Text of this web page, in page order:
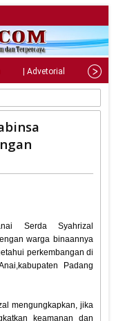
| Advetorial |
Serda Syahrizal
warga binaannya
perkembangan di
Padang
mengungkapkan, jika
keamanan dan